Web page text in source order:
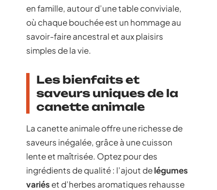
en famille, autour d’une table conviviale,
où chaque bouchée est un hommage au
savoir-faire ancestral et aux plaisirs
simples de la vie.
Les bienfaits et
saveurs uniques de la
canette animale
La canette animale offre une richesse de
saveurs inégalée, grâce à une cuisson
lente et maîtrisée. Optez pour des
ingrédients de qualité : l’ajout delégumes
variés et d’herbes aromatiques rehausse